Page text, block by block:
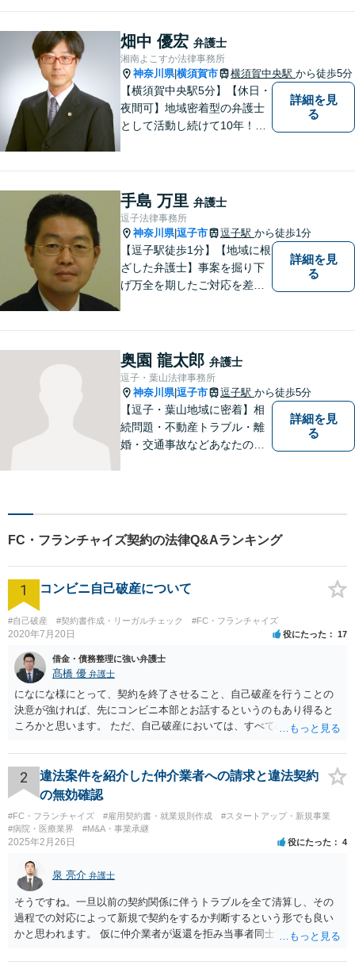
畑中 優宏 弁護士
湘南よこすか法律事務所
神奈川県|横須賀市 横須賀中央駅 から徒歩5分
【横須賀中央駅5分】【休日・
夜間可】地域密着型の弁護士
として活動し続けて10年！豊
可】【女性弁護士在籍】
詳細を見
る
手島 万里 弁護士
逗子法律事務所
神奈川県|逗子市 逗子駅 から徒歩1分
【逗子駅徒歩1分】【地域に根
ざした弁護士】事案を掘り下
げ万全を期したご対応を差し
ど、幅広く対応可能。【明確
な料金体系】１件１件ていね
いに対応させて頂きます。ご
連絡ください。
詳細を見
る
奥園 龍太郎 弁護士
逗子・葉山法律事務所
神奈川県|逗子市 逗子駅 から徒歩5分
【逗子・葉山地域に密着】相
続問題・不動産トラブル・離
婚・交通事故などあなたの困
詳細を見
る
FC・フランチャイズ契約の法律Q&Aランキング
1 コンビニ自己破産について
#自己破産 #契約書作成・リーガルチェック #FC・フランチャイズ
2020年7月20日 役にたった 17
借金・債務整理に強い弁護士
髙橋 優 弁護士
になにな様にとって、契約を終了させること、自己破産を行うことの
決意が強ければ、先にコンビニ本部とお話するというのもあり得ると
ころかと思います。 ただ、自己破産においては、すべての債権者を公
扱うことが出来ないという点や財産の移転内容や時期によっては取り
戻す必要が出てくる等一定のリスクもございますので、もし契約を継
続するという選択肢がおありであれば、先に自己破産の相談というの
が適切かと思われます。 契約解約のご意思が固いところであれば、リ
スクを踏まえて進むしかないかと思いますので、本部との話が先であ
っても問題ないかと思います。
2
違法案件を紹介した仲介業者への請求と違法契約
の無効確認
#FC・フランチャイズ #雇用契約書・就業規則作成
#スタートアップ・新規事業
#病院・医療業界
#M&A・事業承継
2025年2月26日 役にたった 4
泉 亮介 弁護士
そうですね。一旦以前の契約関係に伴うトラブルを全て清算し、その
過程での対応によって新規で契約をするか判断するという形でも良い
かと思われます。 仮に仲介業者が返還を拒み当事者同士での解決が困